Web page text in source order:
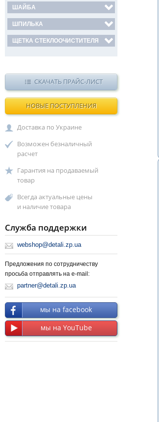
ШАЙБА
ШПИЛЬКА
ЩЕТКА СТЕКЛООЧИСТИТЕЛЯ
СКАЧАТЬ ПРАЙС-ЛИСТ
НОВЫЕ ПОСТУПЛЕНИЯ
Доставка по Украине
Возможен безналичный
расчет
Гарантия на продаваемый
товар
Всегда актуальные цены
и наличие товара
Служба поддержки
webshop@detali.zp.ua
Предложения по сотрудничеству
просьба отправлять на e-mail:
partner@detali.zp.ua
мы на facebook
мы на YouTube